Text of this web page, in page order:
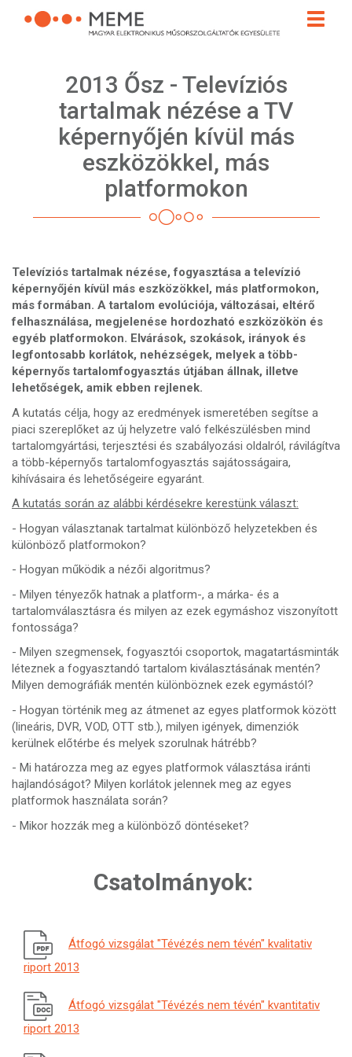
Toggle
2013 Ősz - Televíziós
tartalmak nézése a TV
képernyőjén kívül más
eszközökkel, más
platformokon
Televíziós tartalmak nézése, fogyasztása a televízió
képernyőjén kívül más eszközökkel, más platformokon,
más formában. A tartalom evolúciója, változásai, eltérő
felhasználása, megjelenése hordozható eszközökön és
egyéb platformokon. Elvárások, szokások, irányok és
legfontosabb korlátok, nehézségek, melyek a több-
képernyős tartalomfogyasztás útjában állnak, illetve
lehetőségek, amik ebben rejlenek.
A kutatás célja, hogy az eredmények ismeretében segítse a
piaci szereplőket az új helyzetre való felkészülésben mind
tartalomgyártási, terjesztési és szabályozási oldalról, rávilágítva
a több-képernyős tartalomfogyasztás sajátosságaira,
kihívásaira és lehetőségeire egyaránt.
A kutatás során az alábbi kérdésekre kerestünk választ:
- Hogyan választanak tartalmat különböző helyzetekben és
különböző platformokon?
- Hogyan működik a nézői algoritmus?
- Milyen tényezők hatnak a platform-, a márka- és a
tartalomválasztásra és milyen az ezek egymáshoz viszonyított
fontossága?
- Milyen szegmensek, fogyasztói csoportok, magatartásminták
léteznek a fogyasztandó tartalom kiválasztásának mentén?
Milyen demográfiák mentén különböznek ezek egymástól?
- Hogyan történik meg az átmenet az egyes platformok között
(lineáris, DVR, VOD, OTT stb.), milyen igények, dimenziók
kerülnek előtérbe és melyek szorulnak hátrébb?
- Mi határozza meg az egyes platformok választása iránti
hajlandóságot? Milyen korlátok jelennek meg az egyes
platformok használata során?
- Mikor hozzák meg a különböző döntéseket?
Csatolmányok:
Átfogó vizsgálat "Tévézés nem tévén" kvalitativ
riport 2013
Átfogó vizsgálat "Tévézés nem tévén" kvantitativ
riport 2013